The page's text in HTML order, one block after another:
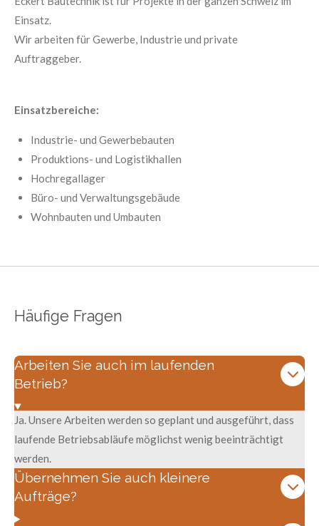
Einsatz.
Wir arbeiten für Gewerbe, Industrie und private
Auftraggeber.
Einsatzbereiche:
Industrie- und Gewerbebauten
Produktions- und Logistikhallen
Hochregallager
Büro- und Verwaltungsgebäude
Wohnbauten und Umbauten
Häufige Fragen
Arbeiten Sie auch im laufenden
Betrieb?
Ja. Unsere Arbeiten werden so geplant und ausgeführt, dass
laufende Betriebsabläufe möglichst wenig beeinträchtigt
werden.
Übernehmen Sie auch kleinere
Aufträge?